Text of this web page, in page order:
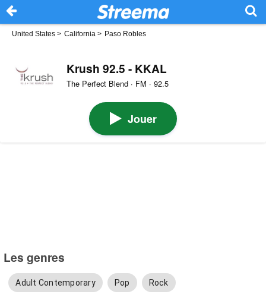
United States > California > Paso Robles
Krush 92.5 - KKAL
The Perfect Blend · FM · 92.5
Jouer
Les genres
Adult Contemporary Pop Rock